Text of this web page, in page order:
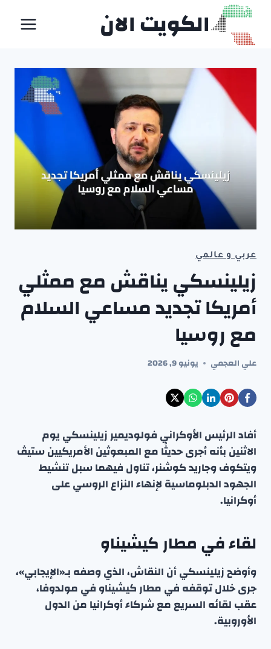
التجاوز
المحتوى
الكويت الان
عربي و عالمي
زيلينسكي يناقش مع ممثلي
أمريكا تجديد مساعي السلام
مع روسيا
علي العجمي يونيو 9, 2026
أفاد الرئيس الأوكراني فولوديمير زيلينسكي يوم
الاثنين بأنه أجرى حديثًا مع المبعوثين الأمريكيين ستيڤ
ويتكوف وجاريد كوشنر، تناول فيهما سبل تنشيط
الجهود الدبلوماسية لإنهاء النزاع الروسي على
أوكرانيا.
لقاء في مطار كيشيناو
وأوضح زيلينسكي أن النقاش، الذي وصفه بـ«الإيجابي»،
جرى خلال توقفه في مطار كيشيناو في مولدوفا،
عقب لقائه السريع مع شركاء أوكرانيا من الدول
الأوروبية.